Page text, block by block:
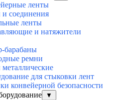
ленты
и соединения
ленты
и натяжители
барабаны
ремни
для стыковки лент
конвейерной безопасности
▼